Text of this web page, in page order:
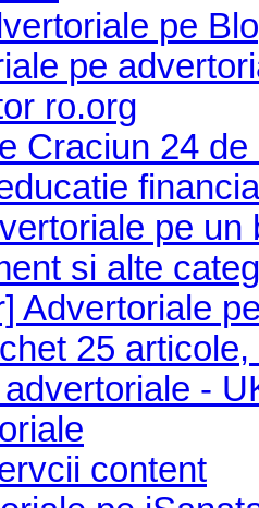
pe
pe
ro.org
Craciun 24
pe
si alte
Advertoriale
25
-
content